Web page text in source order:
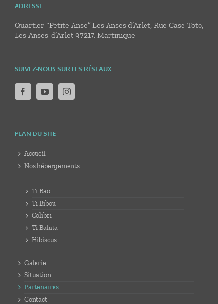
ADRESSE
Quartier “Petite Anse” Les Anses d’Arlet, Rue Case Toto,
Les Anses-d’Arlet 97217, Martinique
SUIVEZ-NOUS SUR LES RÉSEAUX
PLAN DU SITE
Accueil
Nos hébergements
Ti Bao
Ti Bibou
Colibri
Ti Balata
Hibiscus
Galerie
Situation
Partenaires
Contact